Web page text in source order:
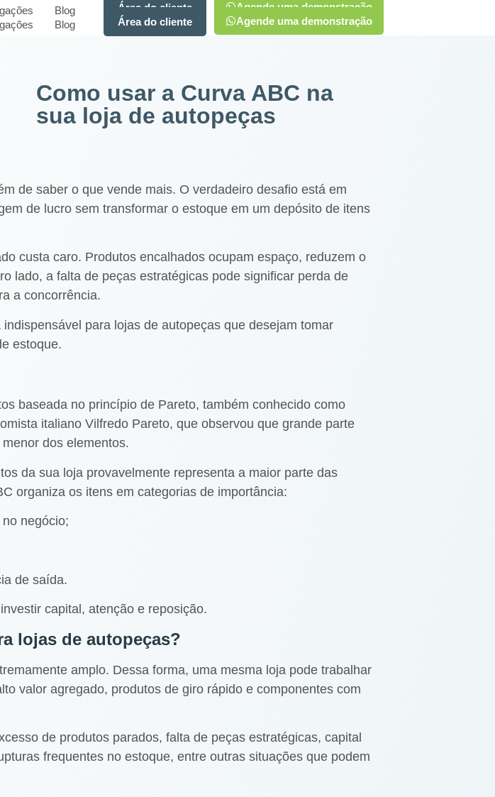
Blog Área do cliente Agende uma demonstração
Blog Área do cliente Agende uma demonstração
Como usar a Curva ABC na
sua loja de autopeças
de saber o que vende mais. O verdadeiro desafio está em
de lucro sem transformar o estoque em um depósito de itens
custa caro. Produtos encalhados ocupam espaço, reduzem o
lado, a falta de peças estratégicas pode significar perda de
a concorrência.
para lojas de autopeças que desejam tomar
estoque.
baseada no princípio de Pareto, também conhecido como
italiano Vilfredo Pareto, que observou que grande parte
dos elementos.
da sua loja provavelmente representa a maior parte das
organiza os itens em categorias de importância:
negócio;
de saída.
capital, atenção e reposição.
lojas de autopeças?
amplo. Dessa forma, uma mesma loja pode trabalhar
valor agregado, produtos de giro rápido e componentes com
de produtos parados, falta de peças estratégicas, capital
frequentes no estoque, entre outras situações que podem